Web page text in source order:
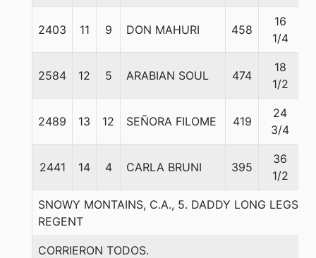
2403 11 9 DON MAHURI 458
16
1/4
2584 12 5 ARABIAN SOUL 474
18
1/2
2489 13 12 SEÑORA FILOME 419
24
3/4
2441 14 4 CARLA BRUNI 395
36
1/2
SNOWY MONTAINS, C.A., 5. DADDY LONG LEGS-
REGENT
CORRIERON TODOS.